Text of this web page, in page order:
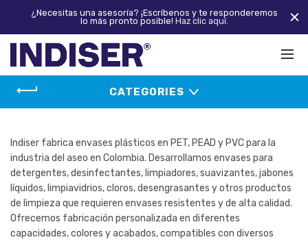
CATEGORIES
Indiser fabrica envases plásticos en PET, PEAD y PVC para la
industria del aseo en Colombia. Desarrollamos envases para
detergentes, desinfectantes, limpiadores, suavizantes, jabones
líquidos, limpiavidrios, cloros, desengrasantes y otros productos
de limpieza que requieren envases resistentes y de alta calidad.
Ofrecemos fabricación personalizada en diferentes
capacidades, colores y acabados, compatibles con diversos
¿Necesitas una asesoría? ¡Escríbenos y te responderemos
lo más pronto posible! Haz clic aquí.